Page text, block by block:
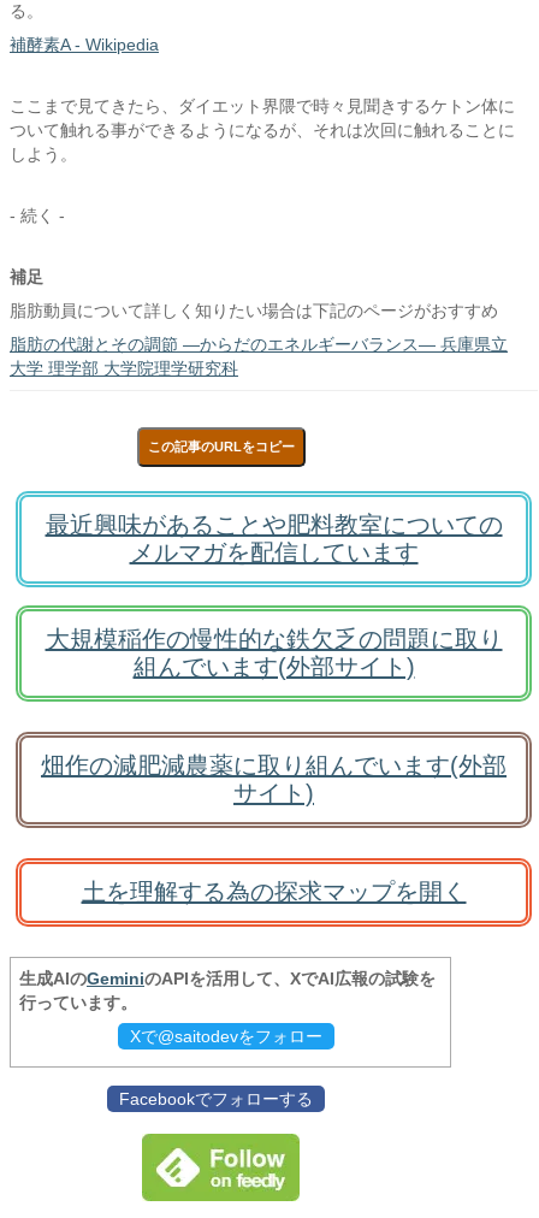
る。
補酵素A - Wikipedia
ここまで見てきたら、ダイエット界隈で時々見聞きするケトン体に
ついて触れる事ができるようになるが、それは次回に触れることに
しよう。
- 続く -
補足
脂肪動員について詳しく知りたい場合は下記のページがおすすめ
脂肪の代謝とその調節 ―からだのエネルギーバランス― 兵庫県立
大学 理学部 大学院理学研究科
この記事のURLをコピー
最近興味があることや肥料教室についての
メルマガを配信しています
大規模稲作の慢性的な鉄欠乏の問題に取り
組んでいます(外部サイト)
畑作の減肥減農薬に取り組んでいます(外部
サイト)
土を理解する為の探求マップを開く
生成AIのGeminiのAPIを活用して、XでAI広報の試験を
行っています。
Xで@saitodevをフォロー
Facebookでフォローする